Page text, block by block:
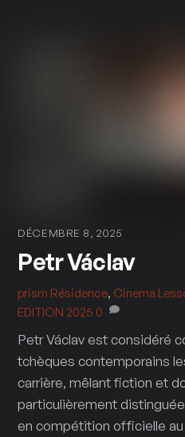
DÉCEMBRE 8, 2025
Petr Václav
prism Résidence, Cinema
EDITION 2025 0
Petr Václav est considéré
tchèques contemporains
carrière, mêlant fiction et
particulièrement
en compétition officielle